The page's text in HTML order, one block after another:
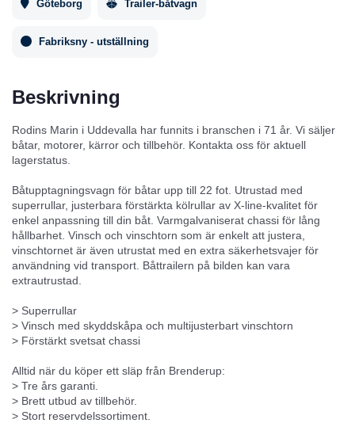
Göteborg Trailer-båtvagn
Fabriksny - utställning
Beskrivning
Rodins Marin i Uddevalla har funnits i branschen i 71 år. Vi säljer
båtar, motorer, kärror och tillbehör. Kontakta oss för aktuell
lagerstatus.
Båtupptagningsvagn för båtar upp till 22 fot. Utrustad med
superrullar, justerbara förstärkta kölrullar av X-line-kvalitet för
enkel anpassning till din båt. Varmgalvaniserat chassi för lång
hållbarhet. Vinsch och vinschtorn som är enkelt att justera,
vinschtornet är även utrustat med en extra säkerhetsvajer för
användning vid transport. Båttrailern på bilden kan vara
extrautrustad.
> Superrullar
> Vinsch med skyddskåpa och multijusterbart vinschtorn
> Förstärkt svetsat chassi
Alltid när du köper ett släp från Brenderup:
> Tre års garanti.
> Brett utbud av tillbehör.
> Stort reservdelssortiment.